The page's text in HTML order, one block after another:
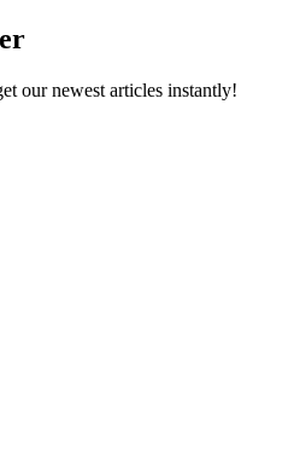
our newest articles instantly!